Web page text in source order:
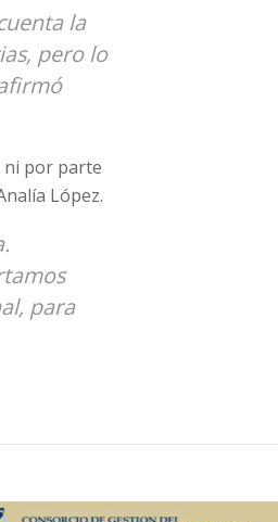
la
pero lo
ni por parte
López.
para